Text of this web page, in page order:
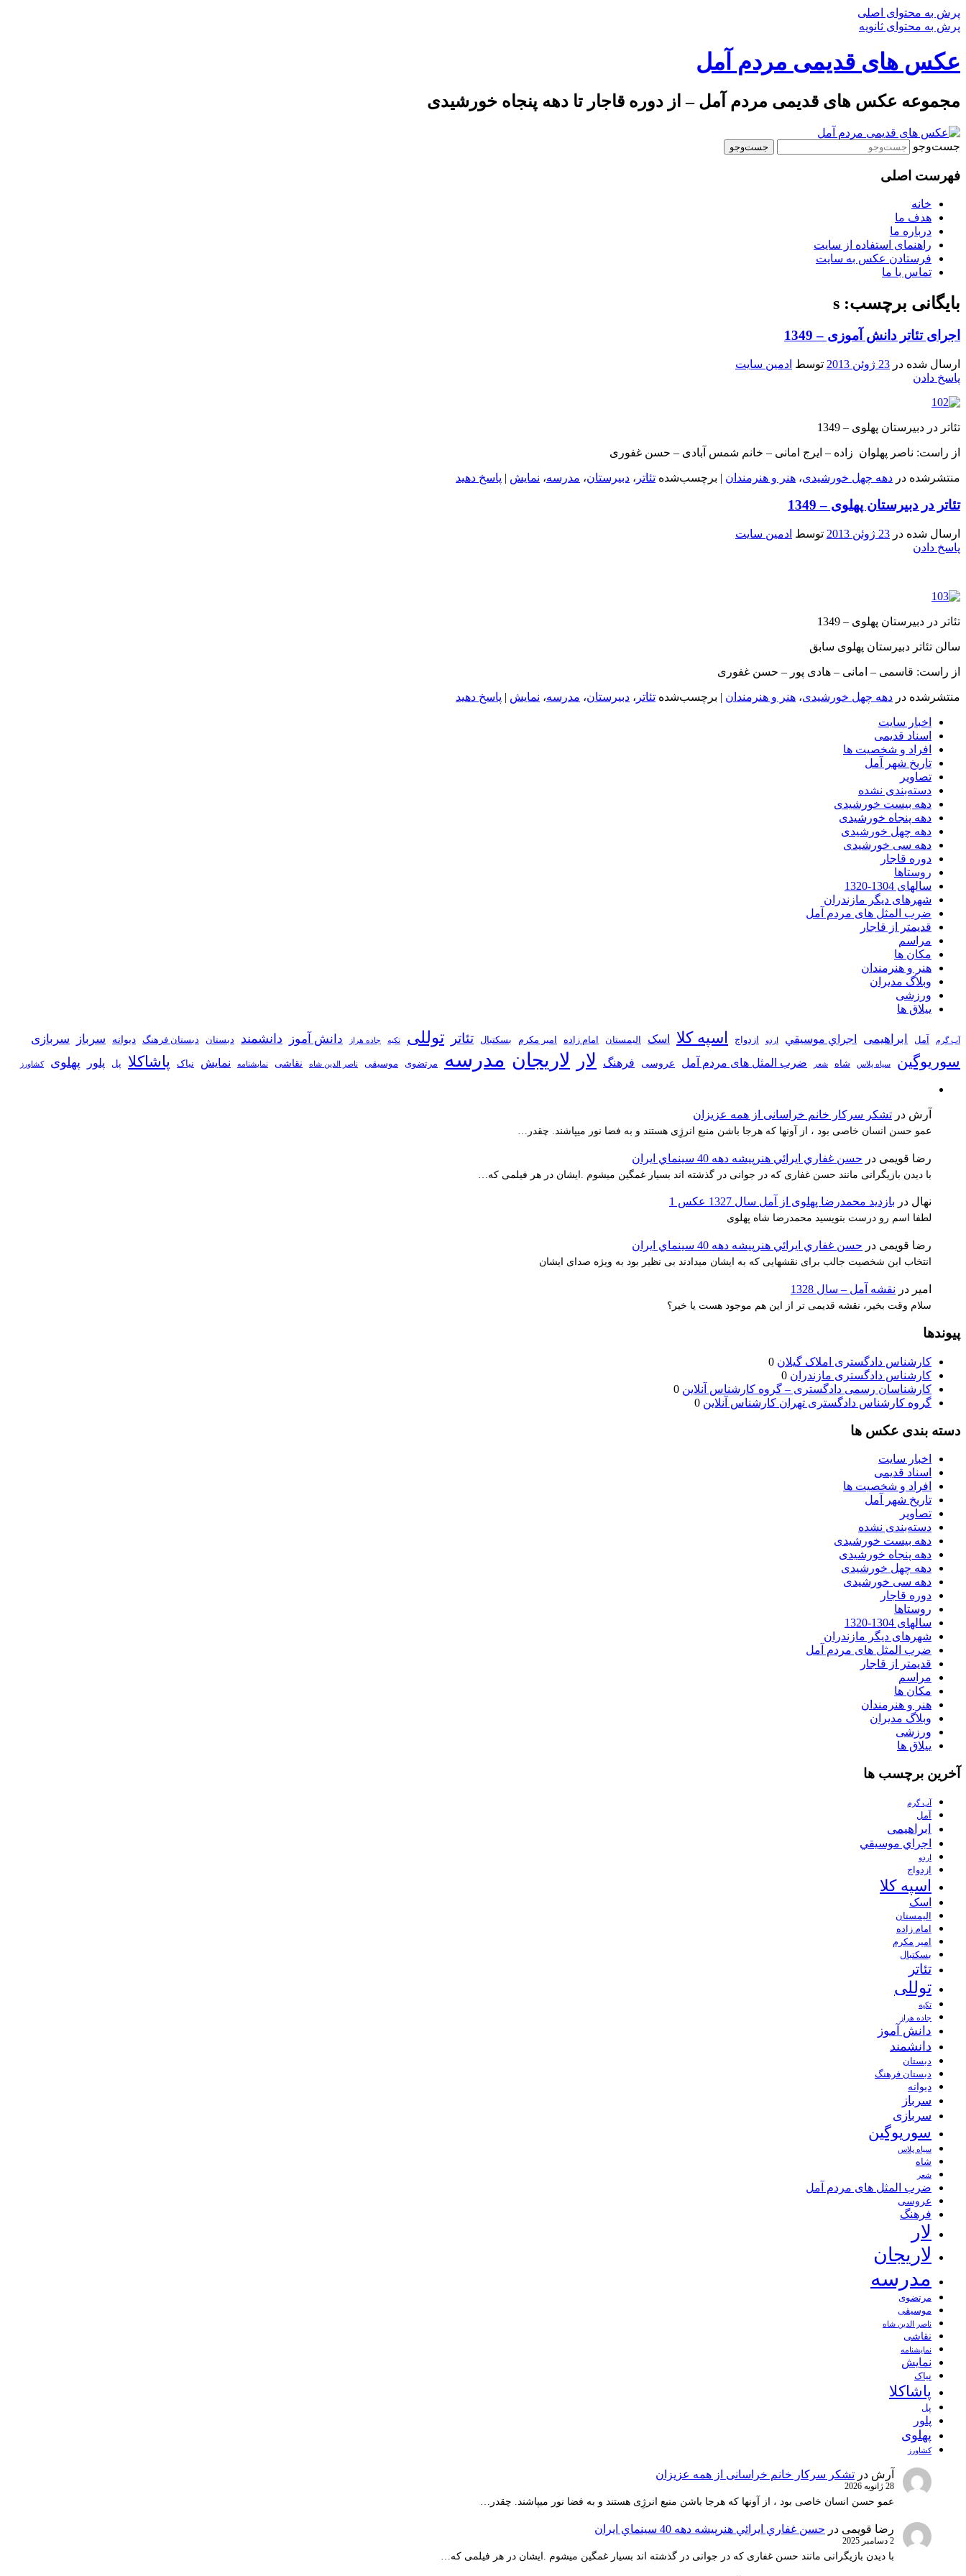
پرش به محتوای اصلی
پرش به محتوای ثانویه
عکس های قدیمی مردم آمل
مجموعه عکس های قدیمی مردم آمل – از دوره قاجار تا دهه پنجاه خورشیدی
جست‌وجو
فهرست اصلی
خانه
هدف ما
درباره ما
راهنمای استفاده از سایت
فرستادن عکس به سایت
تماس با ما
بایگانی برچسب: s
اجرای تئاتر دانش آموزی – 1349
ارسال شده در 23 ژوئن 2013 توسط ادمین سایت
پاسخ دادن
تئاتر در دبیرستان پهلوی – 1349
از راست: ناصر پهلوان زاده – ایرج امانی – خانم شمس آبادی – حسن غفوری
منتشرشده در دهه چهل خورشیدی، هنر و هنرمندان | برچسب‌شده تئاتر ، دبیرستان، مدرسه، نمایش | پاسخ دهید
تئاتر در دبیرستان پهلوی – 1349
ارسال شده در 23 ژوئن 2013 توسط ادمین سایت
پاسخ دادن
تئاتر در دبیرستان پهلوی – 1349
سالن تئاتر دبیرستان پهلوی سابق
از راست: قاسمی – امانی – هادی پور – حسن غفوری
منتشرشده در دهه چهل خورشیدی، هنر و هنرمندان | برچسب‌شده تئاتر ، دبیرستان، مدرسه، نمایش | پاسخ دهید
اخبار سایت
اسناد قدیمی
افراد و شخصیت ها
تاریخ شهر آمل
تصاویر
دسته‌بندی نشده
دهه بیست خورشیدی
دهه پنجاه خورشیدی
دهه چهل خورشیدی
دهه سی خورشیدی
دوره قاجار
روستاها
سالهای 1304-1320
شهرهای دیگر مازندران
ضرب المثل های مردم آمل
قدیمتر از قاجار
مراسم
مکان ها
هنر و هنرمندان
وبلاگ مدیران
ورزشی
ییلاق ها
آب گرم آمل ابراهیمی اجراي موسيقي اردو ازدواج اسپه کلا اسک الیمستان امام زاده امیر مکرم بسکتبال تئاتر توللی تکیه جاده هراز دانش آموز دانشمند دبستان دبستان فرهنگ دیوانه سرباز سربازی
سوریوگین سیاه پلاس شاه شعر ضرب المثل های مردم آمل عروسی فرهنگ لار لاریجان مدرسه مرتضوی موسیقی ناصر الدین شاه نقاشی نمايشنامه نمایش نیاک پاشاکلا پل پلور پهلوی کشاورز
آرش در تشکر سرکار خانم خراسانی از همه عزیزان
عمو حسن انسان خاصی بود ، از آونها که هرجا باشن منبع انرژِی هستند و به فضا نور میپاشند. چقدر…
رضا قویمی در حسن غفاري ايرائي هنرپيشه دهه 40 سينماي ايران
با دیدن بازیگرانی مانند حسن غفاری که در جوانی در گذشته اند بسیار غمگین میشوم .ایشان در هر فیلمی که…
نهال در بازدید محمدرضا پهلوی از آمل سال 1327 عکس 1
لطفا اسم رو درست بنویسید محمدرضا شاه پهلوی
رضا قویمی در حسن غفاري ايرائي هنرپيشه دهه 40 سينماي ايران
انتخاب ابن شخصیت جالب برای نقشهایی که به ایشان میدادند بی نظیر بود به ویژه صدای ایشان
امیر در نقشه آمل – سال 1328
سلام وقت بخیر، نقشه قدیمی تر از این هم موجود هست یا خیر؟
پیوندها
کارشناس دادگستری املاک گیلان
کارشناس دادگستری مازندران
کارشناسان رسمی دادگستری – گروه کارشناس آنلاین
گروه کارشناس دادگستری تهران کارشناس آنلاین
دسته بندی عکس ها
اخبار سایت
اسناد قدیمی
افراد و شخصیت ها
تاریخ شهر آمل
تصاویر
دسته‌بندی نشده
دهه بیست خورشیدی
دهه پنجاه خورشیدی
دهه چهل خورشیدی
دهه سی خورشیدی
دوره قاجار
روستاها
سالهای 1304-1320
شهرهای دیگر مازندران
ضرب المثل های مردم آمل
قدیمتر از قاجار
مراسم
مکان ها
هنر و هنرمندان
وبلاگ مدیران
ورزشی
ییلاق ها
آخرین برچسب ها
آب گرم
آمل
ابراهیمی
اجراي موسيقي
اردو
ازدواج
اسپه کلا
اسک
الیمستان
امام زاده
امیر مکرم
بسکتبال
تئاتر
توللی
تکیه
جاده هراز
دانش آموز
دانشمند
دبستان
دبستان فرهنگ
دیوانه
سرباز
سربازی
سوریوگین
سیاه پلاس
شاه
شعر
ضرب المثل های مردم آمل
عروسی
فرهنگ
لار
لاریجان
مدرسه
مرتضوی
موسیقی
ناصر الدین شاه
نقاشی
نمايشنامه
نمایش
نیاک
پاشاکلا
پل
پلور
پهلوی
کشاورز
آرش در تشکر سرکار خانم خراسانی از همه عزیزان
28 ژانویه 2026
عمو حسن انسان خاصی بود ، از آونها که هرجا باشن منبع انرژِی هستند و به فضا نور میپاشند. چقدر…
رضا قویمی در حسن غفاري ايرائي هنرپيشه دهه 40 سينماي ايران
2 دسامبر 2025
با دیدن بازیگرانی مانند حسن غفاری که در جوانی در گذشته اند بسیار غمگین میشوم .ایشان در هر فیلمی که…